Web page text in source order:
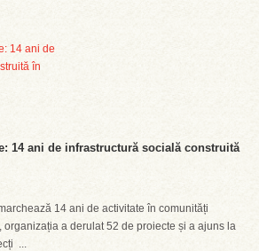
14 ani de infrastructură socială construită
14 ani de activitate în comunități
a derulat 52 de proiecte și a ajuns la
...